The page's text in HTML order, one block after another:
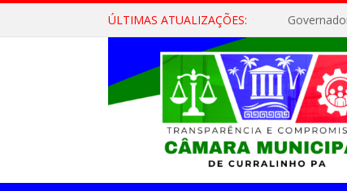
ÚLTIMAS ATUALIZAÇÕES: